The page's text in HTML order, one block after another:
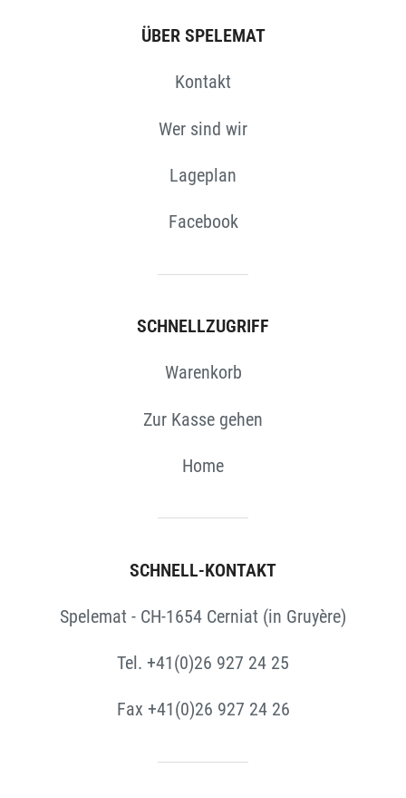
ÜBER SPELEMAT
Kontakt
Wer sind wir
Lageplan
Facebook
SCHNELLZUGRIFF
Warenkorb
Zur Kasse gehen
Home
SCHNELL-KONTAKT
Spelemat - CH-1654 Cerniat (in Gruyère)
Tel. +41(0)26 927 24 25
Fax +41(0)26 927 24 26